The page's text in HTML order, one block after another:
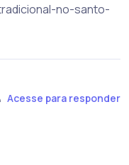
no-santo-
Acesse para responder